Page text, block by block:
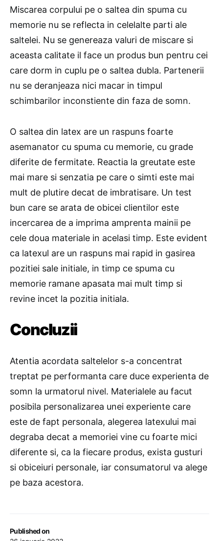
Published on
Miscarea corpului pe o saltea din spuma cu
memorie nu se reflecta in celelalte parti ale
saltelei. Nu se genereaza valuri de miscare si
aceasta calitate il face un produs bun pentru cei
care dorm in cuplu pe o saltea dubla. Partenerii
nu se deranjeaza nici macar in timpul
schimbarilor inconstiente din faza de somn.
O saltea din latex are un raspuns foarte
asemanator cu spuma cu memorie, cu grade
diferite de fermitate. Reactia la greutate este
mai mare si senzatia pe care o simti este mai
mult de plutire decat de imbratisare. Un test
bun care se arata de obicei clientilor este
incercarea de a imprima amprenta mainii pe
cele doua materiale in acelasi timp. Este evident
ca latexul are un raspuns mai rapid in gasirea
pozitiei sale initiale, in timp ce spuma cu
memorie ramane apasata mai mult timp si
revine incet la pozitia initiala.
Concluzii
Atentia acordata saltelelor s-a concentrat
treptat pe performanta care duce experienta de
somn la urmatorul nivel. Materialele au facut
posibila personalizarea unei experiente care
este de fapt personala, alegerea latexului mai
degraba decat a memoriei vine cu foarte mici
diferente si, ca la fiecare produs, exista gusturi
si obiceiuri personale, iar consumatorul va alege
pe baza acestora.